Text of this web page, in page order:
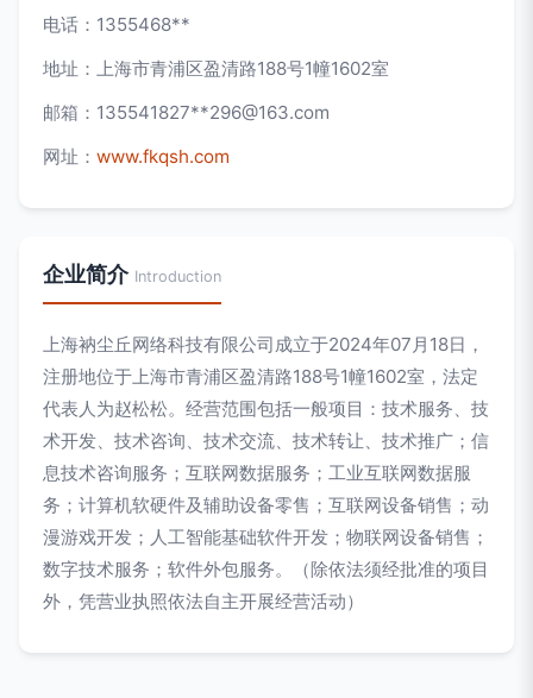
电话：1355468**
地址：上海市青浦区盈清路188号1幢1602室
邮箱：135541827**296@163.com
网址： www.fkqsh.com
企业简介 Introduction
上海衲尘丘网络科技有限公司成立于2024年07月18日，
注册地位于上海市青浦区盈清路188号1幢1602室，法定
代表人为赵松松。经营范围包括一般项目：技术服务、技
术开发、技术咨询、技术交流、技术转让、技术推广；信
息技术咨询服务；互联网数据服务；工业互联网数据服
务；计算机软硬件及辅助设备零售；互联网设备销售；动
漫游戏开发；人工智能基础软件开发；物联网设备销售；
数字技术服务；软件外包服务。（除依法须经批准的项目
外，凭营业执照依法自主开展经营活动）